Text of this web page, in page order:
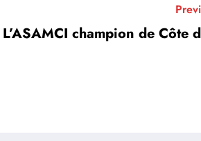
champion de Côte